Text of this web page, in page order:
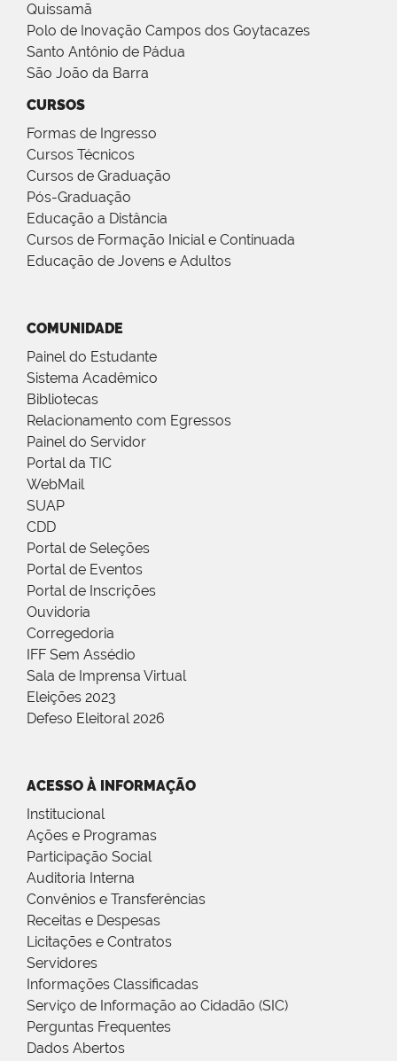
Quissamã
Polo de Inovação Campos dos Goytacazes
Santo Antônio de Pádua
São João da Barra
CURSOS
Formas de Ingresso
Cursos Técnicos
Cursos de Graduação
Pós-Graduação
Educação a Distância
Cursos de Formação Inicial e Continuada
Educação de Jovens e Adultos
COMUNIDADE
Painel do Estudante
Sistema Acadêmico
Bibliotecas
Relacionamento com Egressos
Painel do Servidor
Portal da TIC
WebMail
SUAP
CDD
Portal de Seleções
Portal de Eventos
Portal de Inscrições
Ouvidoria
Corregedoria
IFF Sem Assédio
Sala de Imprensa Virtual
Eleições 2023
Defeso Eleitoral 2026
ACESSO À INFORMAÇÃO
Institucional
Ações e Programas
Participação Social
Auditoria Interna
Convênios e Transferências
Receitas e Despesas
Licitações e Contratos
Servidores
Informações Classificadas
Serviço de Informação ao Cidadão (SIC)
Perguntas Frequentes
Dados Abertos